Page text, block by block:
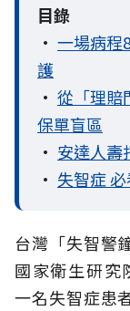
目錄
• 一場病程
護
• 從「理賠
保單盲區
• 安達人壽
• 失智症
台灣「失智警
國家衛生研究
一名失智症患